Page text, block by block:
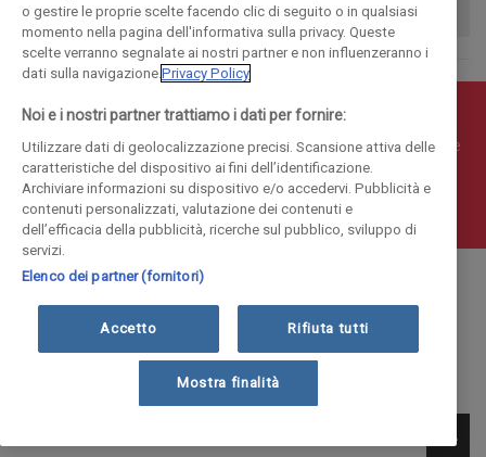
© COPYRIGHT 2018 - La Provincia di Como Editoriale S.p.a.
P.IVA 00190490136 - E' vietata la riproduzione anche parziale
Iscritta al Registro Imprese di Como al n. 10410 | Capitale
Sociale Euro 1.884.300 i.v.
o gestire le proprie scelte facendo clic di seguito o in qualsiasi
momento nella pagina dell'informativa sulla privacy. Queste
scelte verranno segnalate ai nostri partner e non influenzeranno i
dati sulla navigazione. Privacy Policy
Noi e i nostri partner trattiamo i dati per fornire:
Utilizzare dati di geolocalizzazione precisi. Scansione attiva delle
caratteristiche del dispositivo ai fini dell’identificazione.
Archiviare informazioni su dispositivo e/o accedervi. Pubblicità e
contenuti personalizzati, valutazione dei contenuti e
dell’efficacia della pubblicità, ricerche sul pubblico, sviluppo di
servizi.
Elenco dei partner (fornitori)
Accetto Rifiuta tutti
Mostra finalità